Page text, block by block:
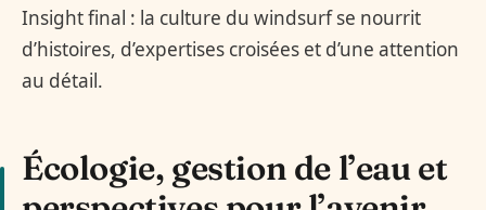
Insight final : la culture du windsurf se nourrit
d’histoires, d’expertises croisées et d’une attention
au détail.
Écologie, gestion de l’eau et